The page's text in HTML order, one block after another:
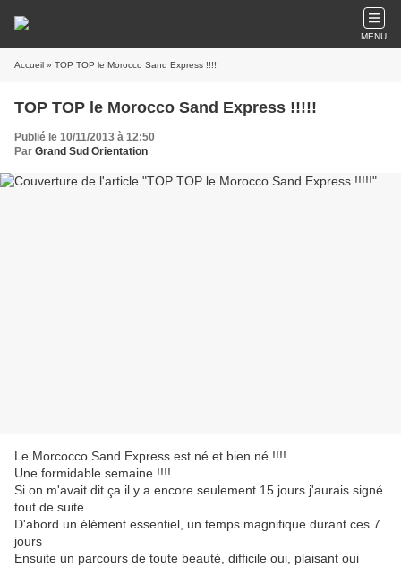
MENU
Accueil » TOP TOP le Morocco Sand Express !!!!!
TOP TOP le Morocco Sand Express !!!!!
Publié le 10/11/2013 à 12:50
Par Grand Sud Orientation
Le Morcocco Sand Express est né et bien né !!!!
Une formidable semaine !!!!
Si on m'avait dit ça il y a encore seulement 15 jours j'aurais signé
tout de suite...
D'abord un élément essentiel, un temps magnifique durant ces 7
jours
Ensuite un parcours de toute beauté, difficile oui, plaisant oui